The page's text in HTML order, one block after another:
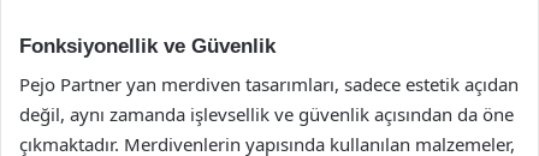
Fonksiyonellik ve Güvenlik
Pejo Partner yan merdiven tasarımları, sadece estetik açıdan
değil, aynı zamanda işlevsellik ve güvenlik açısından da öne
çıkmaktadır. Merdivenlerin yapısında kullanılan malzemeler,